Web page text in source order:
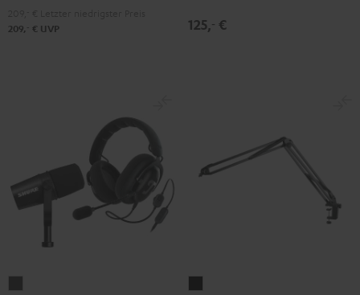
209, ‐ € UVP 125,‐ €